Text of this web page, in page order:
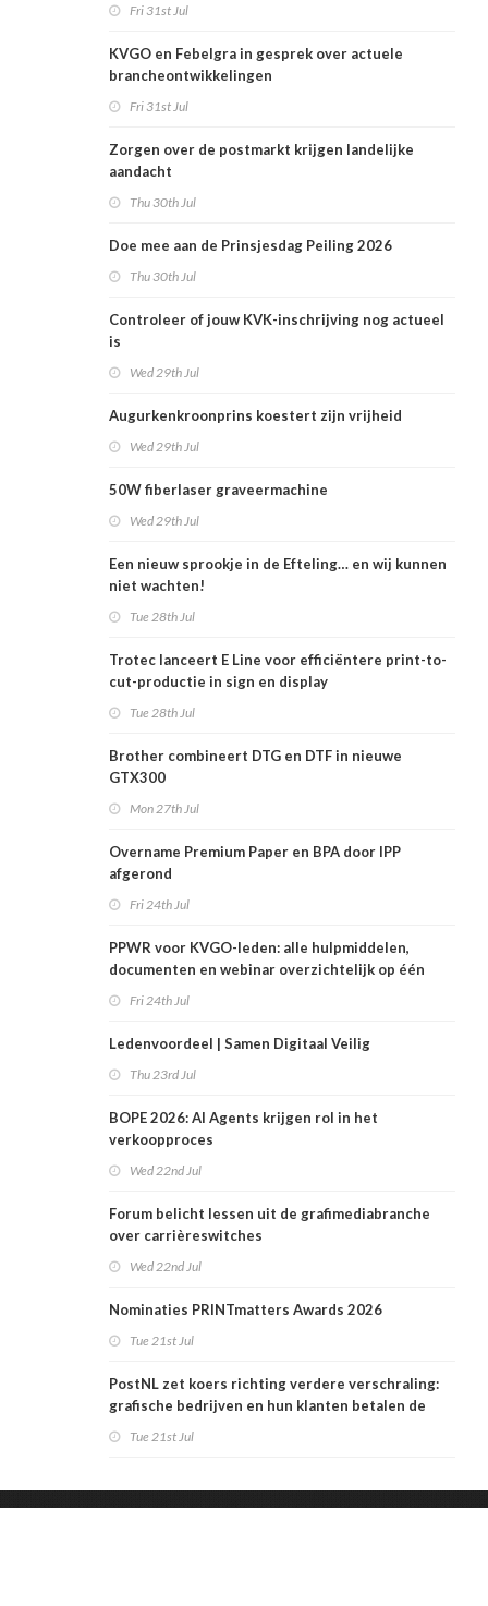
Fri 31st Jul
KVGO en Febelgra in gesprek over actuele
brancheontwikkelingen
Fri 31st Jul
Zorgen over de postmarkt krijgen landelijke
aandacht
Thu 30th Jul
Doe mee aan de Prinsjesdag Peiling 2026
Thu 30th Jul
Controleer of jouw KVK-inschrijving nog actueel
is
Wed 29th Jul
Augurkenkroonprins koestert zijn vrijheid
Wed 29th Jul
50W fiberlaser graveermachine
Wed 29th Jul
Een nieuw sprookje in de Efteling… en wij kunnen
niet wachten!
Tue 28th Jul
Trotec lanceert E Line voor efficiëntere print-to-
cut-productie in sign en display
Tue 28th Jul
Brother combineert DTG en DTF in nieuwe
GTX300
Mon 27th Jul
Overname Premium Paper en BPA door IPP
afgerond
Fri 24th Jul
PPWR voor KVGO-leden: alle hulpmiddelen,
documenten en webinar overzichtelijk op één
Fri 24th Jul
Ledenvoordeel | Samen Digitaal Veilig
Thu 23rd Jul
BOPE 2026: AI Agents krijgen rol in het
verkoopproces
Wed 22nd Jul
Forum belicht lessen uit de grafimediabranche
over carrièreswitches
Wed 22nd Jul
Nominaties PRINTmatters Awards 2026
Tue 21st Jul
PostNL zet koers richting verdere verschraling:
grafische bedrijven en hun klanten betalen de
Tue 21st Jul